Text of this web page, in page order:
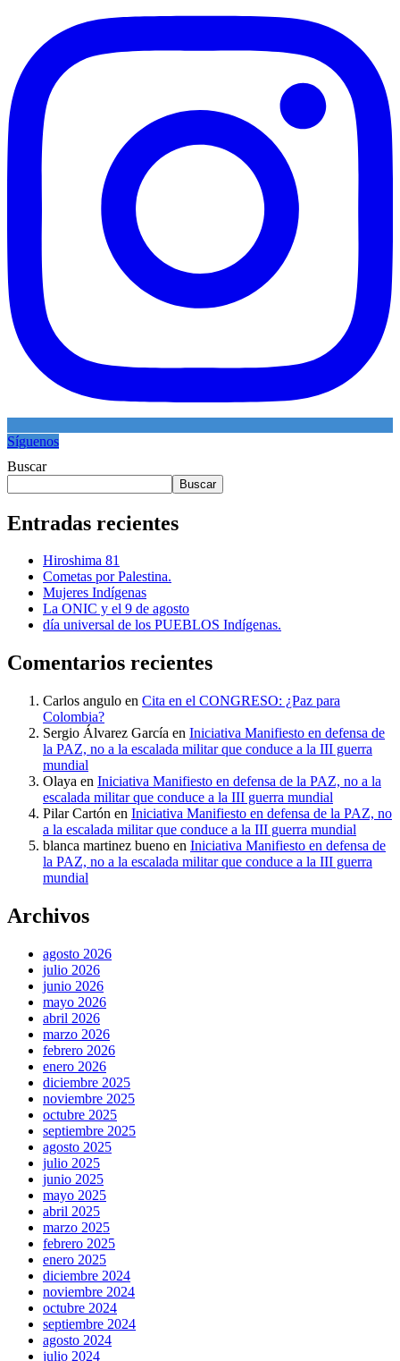
Síguenos
Buscar
Buscar
Entradas recientes
Hiroshima 81
Cometas por Palestina.
Mujeres Indígenas
La ONIC y el 9 de agosto
día universal de los PUEBLOS Indígenas.
Comentarios recientes
Carlos angulo en Cita en el CONGRESO: ¿Paz para
Colombia?
Sergio Álvarez García en Iniciativa Manifiesto en defensa de
la PAZ, no a la escalada militar que conduce a la III guerra
mundial
Olaya en Iniciativa Manifiesto en defensa de la PAZ, no a la
escalada militar que conduce a la III guerra mundial
Pilar Cartón en Iniciativa Manifiesto en defensa de la PAZ, no
a la escalada militar que conduce a la III guerra mundial
blanca martinez bueno en Iniciativa Manifiesto en defensa de
la PAZ, no a la escalada militar que conduce a la III guerra
mundial
Archivos
agosto 2026
julio 2026
junio 2026
mayo 2026
abril 2026
marzo 2026
febrero 2026
enero 2026
diciembre 2025
noviembre 2025
octubre 2025
septiembre 2025
agosto 2025
julio 2025
junio 2025
mayo 2025
abril 2025
marzo 2025
febrero 2025
enero 2025
diciembre 2024
noviembre 2024
octubre 2024
septiembre 2024
agosto 2024
julio 2024